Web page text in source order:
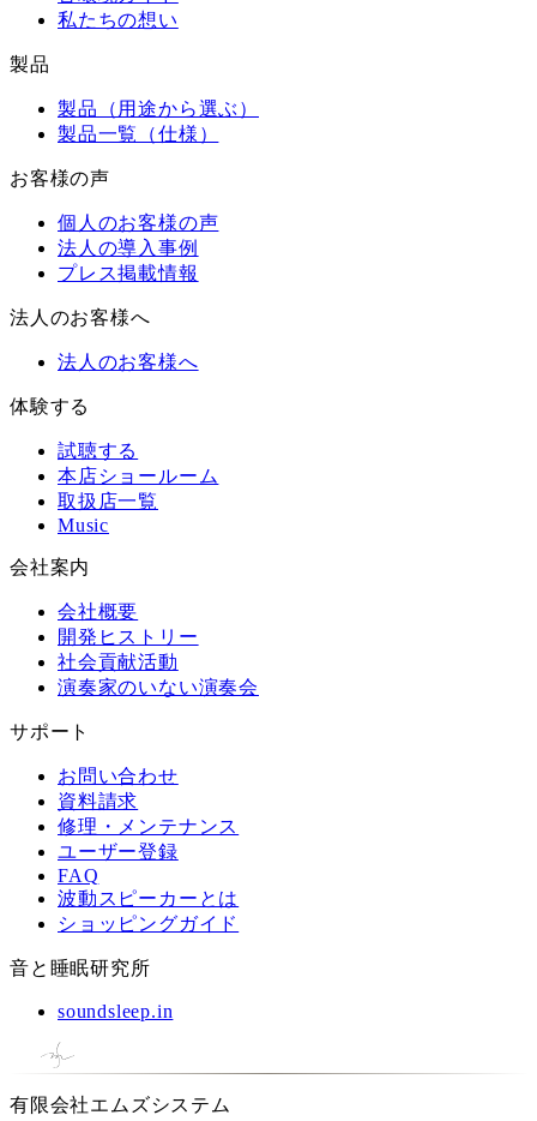
私たちの想い
製品
製品（用途から選ぶ）
製品一覧（仕様）
お客様の声
個人のお客様の声
法人の導入事例
プレス掲載情報
法人のお客様へ
法人のお客様へ
体験する
試聴する
本店ショールーム
取扱店一覧
Music
会社案内
会社概要
開発ヒストリー
社会貢献活動
演奏家のいない演奏会
サポート
お問い合わせ
資料請求
修理・メンテナンス
ユーザー登録
FAQ
波動スピーカーとは
ショッピングガイド
音と睡眠研究所
soundsleep.in
有限会社エムズシステム